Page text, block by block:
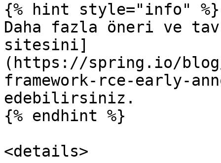
{% hint style="info" %}
Daha fazla öneri ve
sitesini]
(https://spring.io/
framework-rce-early-
edebilirsiniz.
{% endhint %}
<details>